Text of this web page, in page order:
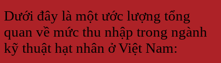
Dưới đây là một ước lượng tổng
quan về mức thu nhập trong ngành
kỹ thuật hạt nhân ở Việt Nam: